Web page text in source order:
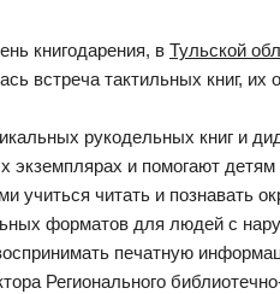
книгодарения, в Тульской
встреча тактильных книг, их
рукодельных книг и
экземплярах и помогают
учиться читать и познавать
форматов для людей с
печатную
Регионального